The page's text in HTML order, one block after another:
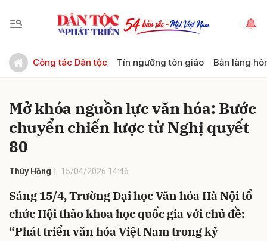
Công tác Dân tộc Tín ngưỡng tôn giáo Bản làng
Mở khóa nguồn lực văn hóa: Bước
chuyển chiến lược từ Nghị quyết
80
Thúy Hồng 15/04/2026 14:46
Sáng 15/4, Trường Đại học Văn hóa Hà Nội tổ
chức Hội thảo khoa học quốc gia với chủ đề:
“Phát triển văn hóa Việt Nam trong kỷ
Gửi bình luận